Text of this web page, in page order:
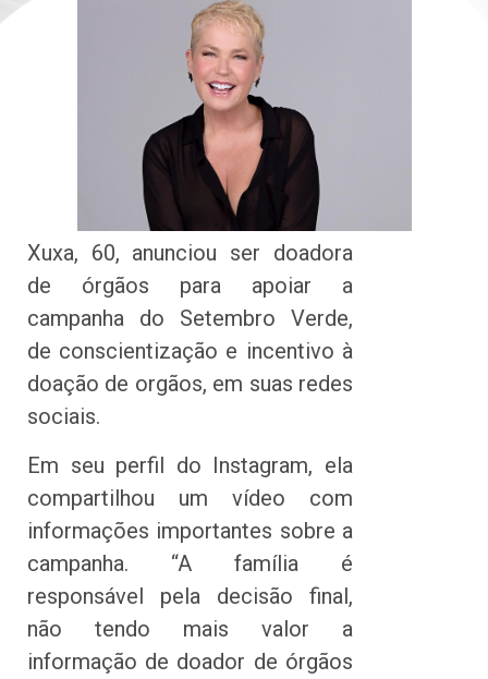
Xuxa, 60, anunciou ser doadora
de órgãos para apoiar a
campanha do Setembro Verde,
de conscientização e incentivo à
doação de orgãos, em suas redes
sociais.
Em seu perfil do Instagram, ela
compartilhou um vídeo com
informações importantes sobre a
campanha. “A família é
responsável pela decisão final,
não tendo mais valor a
informação de doador de órgãos